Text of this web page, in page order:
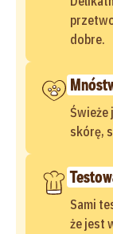
dobre.
Świeże
skórę,
Sami
że jest